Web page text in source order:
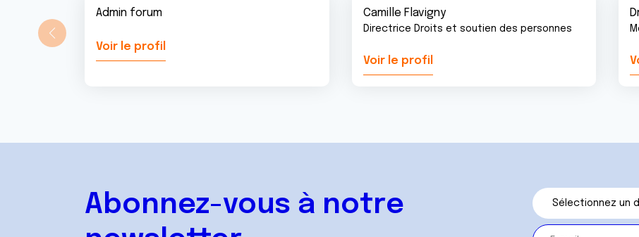
Admin forum
Voir le profil
Camille Flavigny
Directrice Droits et soutien des personnes
Voir le profil
Abonnez-vous à notre